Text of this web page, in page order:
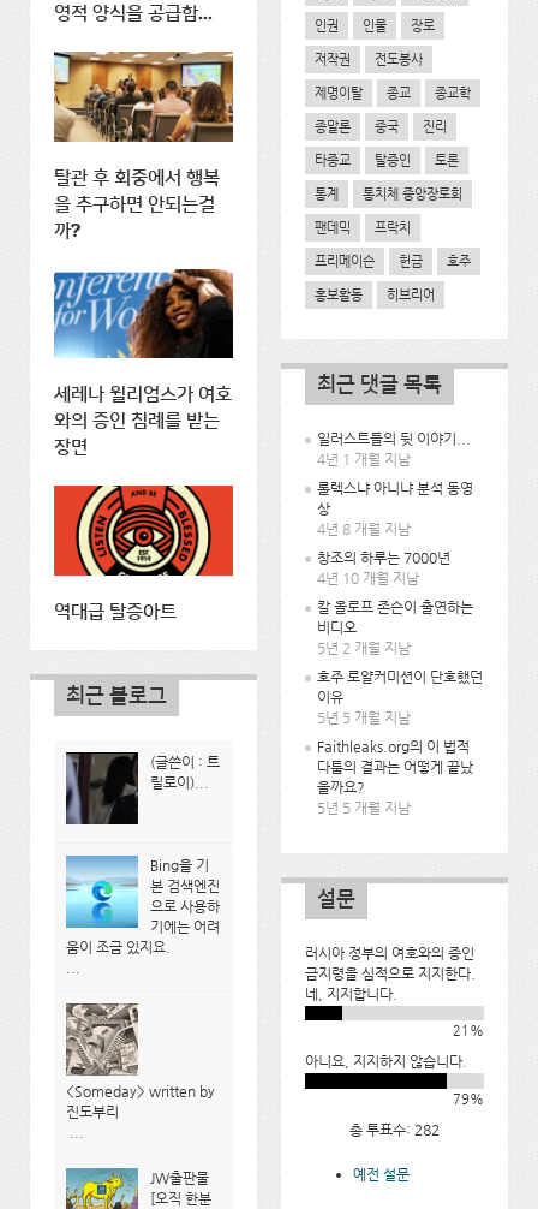
영적 양식을 공급함...
탈관 후 회중에서 행복
을 추구하면 안되는걸
까?
세레나 윌리엄스가 여호
와의 증인 침례를 받는
장면
역대급 탈증아트
인권 인물 장로
저작권 전도봉사
제명이탈 종교 종교학
종말론 중국 진리
타종교 탈증인 토론
통계 통치체 중앙장로회
팬데믹 프락치
프리메이슨 헌금 호주
홍보활동 히브리어
최근 댓글 목록
일러스트들의 뒷 이야기...
4년 1 개월 지남
롤렉스냐 아니냐 분석 동영
상
4년 8 개월 지남
창조의 하루는 7000년
4년 10 개월 지남
칼 올로프 존슨이 출연하는
비디오
5년 2 개월 지남
호주 로얄커미션이 단호했던
이유
5년 5 개월 지남
Faithleaks.org의 이 법적
다툼의 결과는 어떻게 끝났
을까요?
5년 5 개월 지남
최근 블로그
(글쓴이 : 트
릴로이)...
Bing을 기
본 검색엔진
으로 사용하
기에는 어려
움이 조금 있지요.
<Someday> written by
진도부리
JW출판물
[오직 한분
설문
러시아 정부의 여호와의 증인
금지령을 심적으로 지지한다.
네, 지지합니다.
21%
아니요, 지지하지 않습니다.
79%
총 투표수: 282
예전 설문